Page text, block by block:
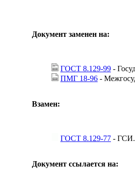
Документ заменен на:
ГОСТ 8.129-99 -
ПМГ 18-96 -
Взамен:
ГОСТ 8.129-77 - ГСИ.
Документ ссылается на: